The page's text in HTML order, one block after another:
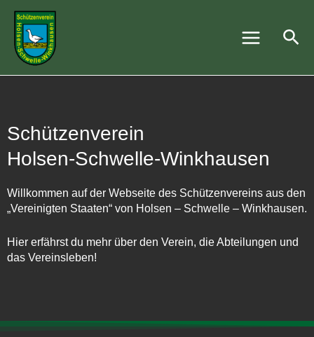
Inhalt
springen
Menu
Schützenverein
Holsen-Schwelle-Winkhausen
Willkommen auf der Webseite des Schützenvereins aus den
„Vereinigten Staaten“ von Holsen – Schwelle – Winkhausen.
Hier erfährst du mehr über den Verein, die Abteilungen und
das Vereinsleben!